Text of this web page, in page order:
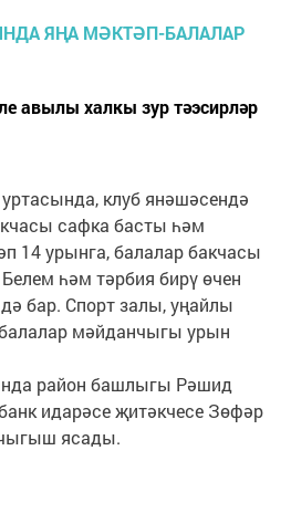
авылы халкы зур тәэсирләр
клуб янәшәсендә
сафка басты һәм
14 урынга, балалар бакчасы
һәм тәрбия бирү өчен
бар. Спорт залы, уңайлы
мәйданчыгы урын
район башлыгы Рәшид
идарәсе җитәкчесе Зөфәр
ясады.